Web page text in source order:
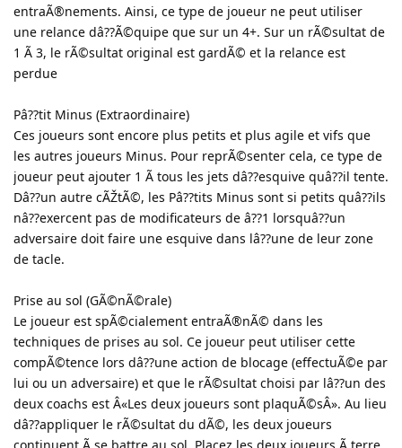
entraÃ®nements. Ainsi, ce type de joueur ne peut utiliser
une relance dâ??Ã©quipe que sur un 4+. Sur un rÃ©sultat de
1 Ã 3, le rÃ©sultat original est gardÃ© et la relance est
perdue
Pâ??tit Minus (Extraordinaire)
Ces joueurs sont encore plus petits et plus agile et vifs que
les autres joueurs Minus. Pour reprÃ©senter cela, ce type de
joueur peut ajouter 1 Ã tous les jets dâ??esquive quâ??il tente.
Dâ??un autre cÃŽtÃ©, les Pâ??tits Minus sont si petits quâ??ils
nâ??exercent pas de modificateurs de â??1 lorsquâ??un
adversaire doit faire une esquive dans lâ??une de leur zone
de tacle.
Prise au sol (GÃ©nÃ©rale)
Le joueur est spÃ©cialement entraÃ®nÃ© dans les
techniques de prises au sol. Ce joueur peut utiliser cette
compÃ©tence lors dâ??une action de blocage (effectuÃ©e par
lui ou un adversaire) et que le rÃ©sultat choisi par lâ??un des
deux coachs est Â«Les deux joueurs sont plaquÃ©sÂ». Au lieu
dâ??appliquer le rÃ©sultat du dÃ©, les deux joueurs
continuent Ã se battre au sol. Placez les deux joueurs Ã terre